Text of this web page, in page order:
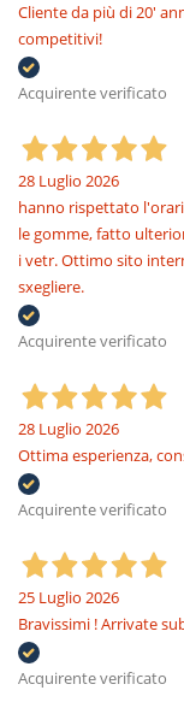
Cliente da più di 20'
competitivi!
Acquirente verificato
28 Luglio 2026
hanno rispettato
le gomme, fatto
i vetr. Ottimo sito
sxegliere.
Acquirente verificato
28 Luglio 2026
Ottima esperienza,
Acquirente verificato
25 Luglio 2026
Bravissimi ! Arrivate
Acquirente verificato